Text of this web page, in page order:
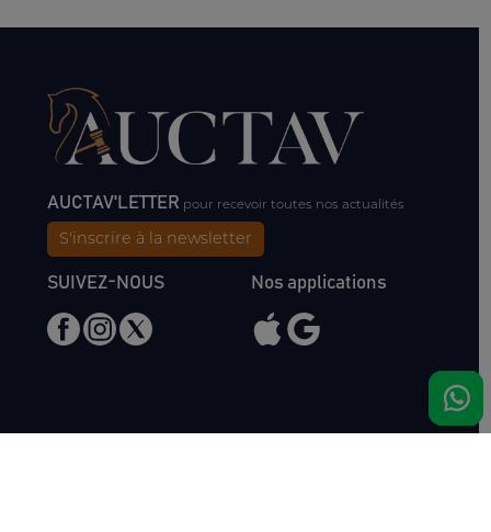
AUCTAV'LETTER pour recevoir toutes nos actualités
S'inscrire à la newsletter
SUIVEZ-NOUS Nos applications